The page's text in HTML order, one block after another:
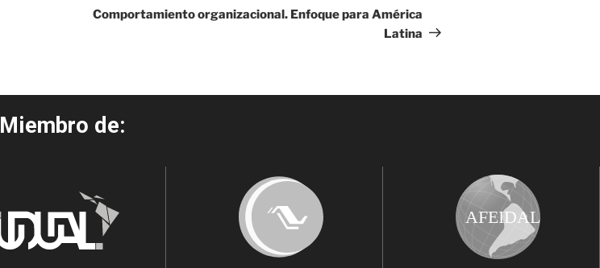
Comportamiento organizacional. Enfoque para América
Latina
Miembro de:
AFEIDAL